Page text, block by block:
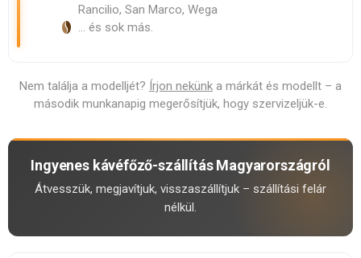
Rancilio, San Marco, Wega
… és sok más.
Nem találja a modelljét? Írjon nekünk a márkát és modellt – a
második munkanapig megerősítjük, hogy szervizeljük-e.
Ingyenes kávéfőző-szállítás Magyarországról
Átvesszük, megjavítjuk, visszaszállítjuk – szállítási felár
nélkül.